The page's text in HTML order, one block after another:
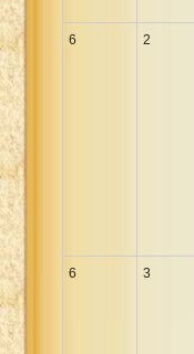
6 2
6 3